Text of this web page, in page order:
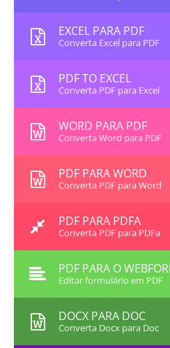
EXCEL PARA PDF
Converta Excel para PDF
PDF TO EXCEL
Converta PDF para Excel
WORD PARA PDF
Converta Word para PDF
PDF PARA WORD
Converta PDF para Word
PDF PARA PDFA
Converta PDF para PDFa
PDF PARA O
Editar formulário em PDF
DOCX PARA DOC
Converta Docx para Doc